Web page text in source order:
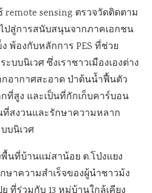
sensing ตรวจวัดติดตาม
ปสู่การสนับสนุนจากภาคเอกชน
พ้องกับหลักการ PES ที่ช่วย
บนิเวศ ซึ่งเราชาวเมืองเองต่าง
อากาศสะอาด ป่าต้นน้ำฟื้นตัว
ที่สูง และเป็นที่กักเก็บคาร์บอน
สงวนและรักษาความหลาก
บนิเวศ
นที่บ้านแม่สาน้อย ต.โป่งแยง
ษาความสำเร็จของผู้นำชาวม้ง